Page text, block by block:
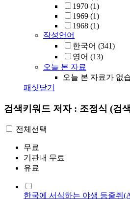
1970 (1)
1969 (1)
1968 (1)
작성언어
한국어 (341)
영어 (13)
오늘 본 자료
오늘 본 자료가 없
패싯닫기
검색키워드 저자 : 조정식 (검
전체선택
무료
기관내 무료
유료
한국에 서식하는 야생 등줄쥐